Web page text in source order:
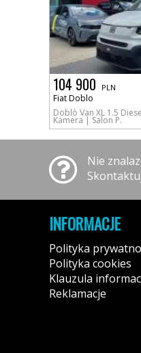
104 900 PLN
Fiat Doblo
Doblò Van XL 1.5
Kamera | Salon P.
Nie
INFORMACJE
Polityka
Polityka cookies
Klauzula
Reklamacje